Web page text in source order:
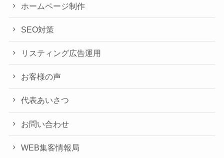
ホームページ制作
SEO対策
リスティング広告運用
お客様の声
代表あいさつ
お問い合わせ
WEB集客情報局